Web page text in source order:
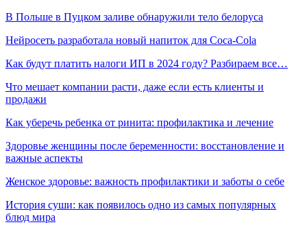
В Польше в Пуцком заливе обнаружили тело белоруса
Нейросеть разработала новый напиток для Coca-Cola
Как будут платить налоги ИП в 2024 году? Разбираем все…
Что мешает компании расти, даже если есть клиенты и
продажи
Как уберечь ребенка от ринита: профилактика и лечение
Здоровье женщины после беременности: восстановление и
важные аспекты
Женское здоровье: важность профилактики и заботы о себе
История суши: как появилось одно из самых популярных
блюд мира